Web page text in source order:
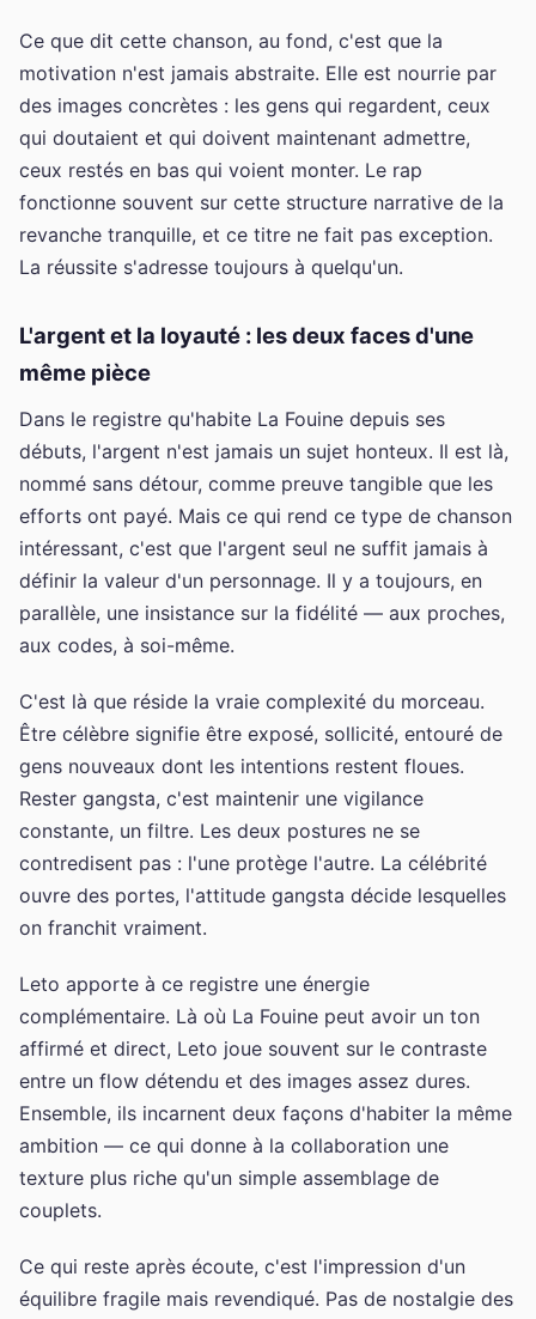
Ce que dit cette chanson, au fond, c'est que la
motivation n'est jamais abstraite. Elle est nourrie par
des images concrètes : les gens qui regardent, ceux
qui doutaient et qui doivent maintenant admettre,
ceux restés en bas qui voient monter. Le rap
fonctionne souvent sur cette structure narrative de la
revanche tranquille, et ce titre ne fait pas exception.
La réussite s'adresse toujours à quelqu'un.
L'argent et la loyauté : les deux faces d'une
même pièce
Dans le registre qu'habite La Fouine depuis ses
débuts, l'argent n'est jamais un sujet honteux. Il est là,
nommé sans détour, comme preuve tangible que les
efforts ont payé. Mais ce qui rend ce type de chanson
intéressant, c'est que l'argent seul ne suffit jamais à
définir la valeur d'un personnage. Il y a toujours, en
parallèle, une insistance sur la fidélité — aux proches,
aux codes, à soi-même.
C'est là que réside la vraie complexité du morceau.
Être célèbre signifie être exposé, sollicité, entouré de
gens nouveaux dont les intentions restent floues.
Rester gangsta, c'est maintenir une vigilance
constante, un filtre. Les deux postures ne se
contredisent pas : l'une protège l'autre. La célébrité
ouvre des portes, l'attitude gangsta décide lesquelles
on franchit vraiment.
Leto apporte à ce registre une énergie
complémentaire. Là où La Fouine peut avoir un ton
affirmé et direct, Leto joue souvent sur le contraste
entre un flow détendu et des images assez dures.
Ensemble, ils incarnent deux façons d'habiter la même
ambition — ce qui donne à la collaboration une
texture plus riche qu'un simple assemblage de
couplets.
Ce qui reste après écoute, c'est l'impression d'un
équilibre fragile mais revendiqué. Pas de nostalgie des